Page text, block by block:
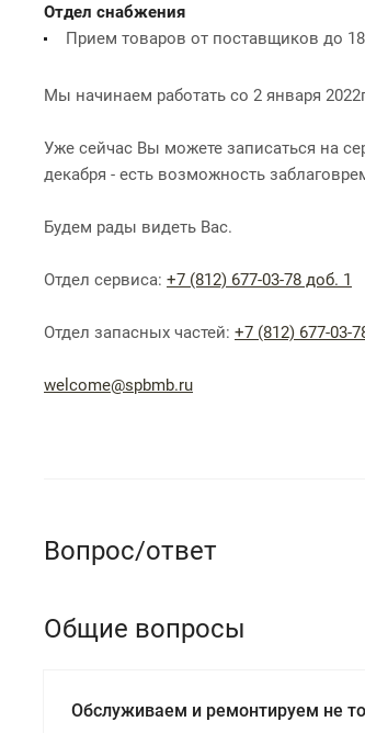
Отдел снабжения
Прием товаров от поставщиков до
Мы начинаем работать со 2 января
Уже сейчас Вы можете записаться на
декабря - есть возможность
Будем рады видеть Вас.
Отдел сервиса: +7 (812) 677-03-78 доб. 1
Отдел запасных частей: +7 (812) 677-03-
welcome@spbmb.ru
Вопрос/ответ
Общие вопросы
Обслуживаем и ремонтируем не